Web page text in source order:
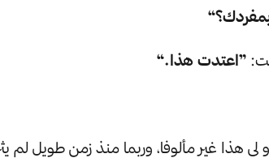
”اعتدت هذا.“
لي هذا غير مألوفا، وربما منذ زمن طويل لم